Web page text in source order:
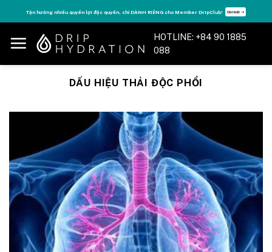
to
content
Tận hưởng nhiều quyền lợi độc quyền, chỉ DÀNH RIÊNG cho Member DripClub! Chi tiết ➝
HOTLINE: +84 90 1885
088
DẤU HIỆU THẢI ĐỘC PHỔI